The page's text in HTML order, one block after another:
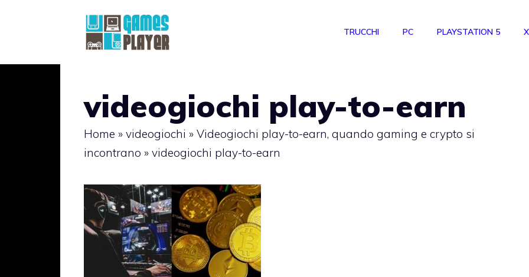
TRUCCHI PC PLAYSTATION 5
videogiochi play-to-earn
Home » videogiochi » Videogiochi play-to-earn, quando gaming e crypto si
incontrano » videogiochi play-to-earn